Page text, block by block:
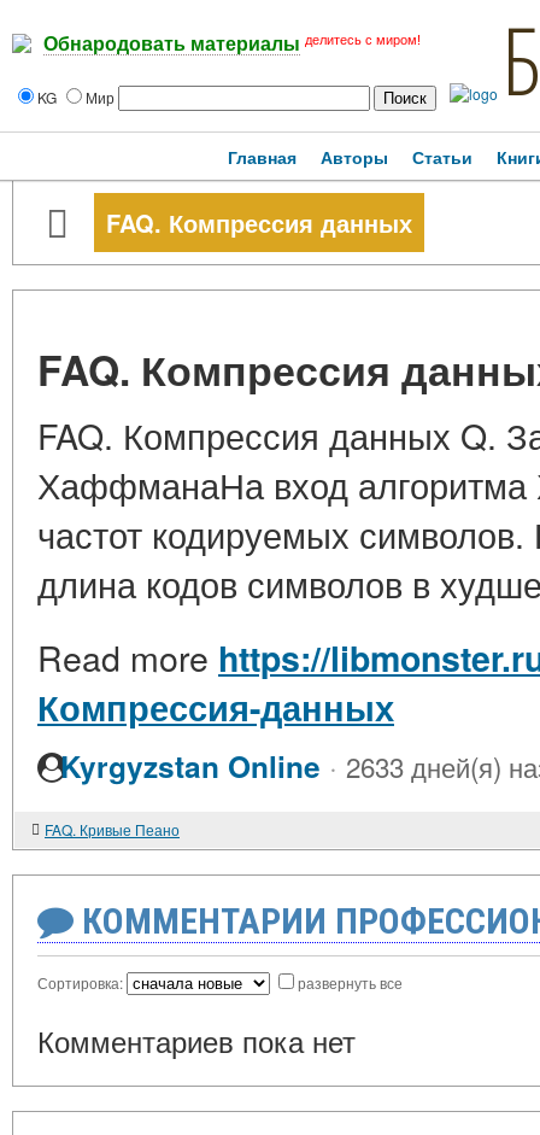
Обнародовать материалы делитесь с миром!
KG Мир
Главная Авторы Статьи
FAQ. Компрессия данных
FAQ. Компрессия
FAQ. Компрессия данных Q.
ХаффманаНа вход
частот кодируемых
длина кодов символов в
Read more https://
Компрессия-данных
Kyrgyzstan Online · 2633 дней(я)
FAQ. Кривые Пеано
КОММЕНТАРИИ
Сортировка: развернуть все
Комментариев пока нет